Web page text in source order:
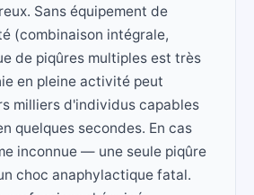
Sans équipement de
(combinaison intégrale,
de piqûres multiples est très
en pleine activité peut
milliers d'individus capables
quelques secondes. En cas
inconnue — une seule piqûre
choc anaphylactique fatal.